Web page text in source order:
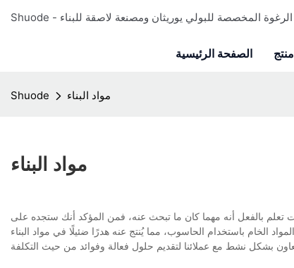
الصفحة الرئيسية منتج
Shuode مواد البناء
مواد البناء